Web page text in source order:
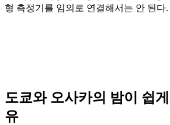
형 측정기를 임의로 연결해서는 안 된다.
도쿄와 오사카의 밤이 쉽
유